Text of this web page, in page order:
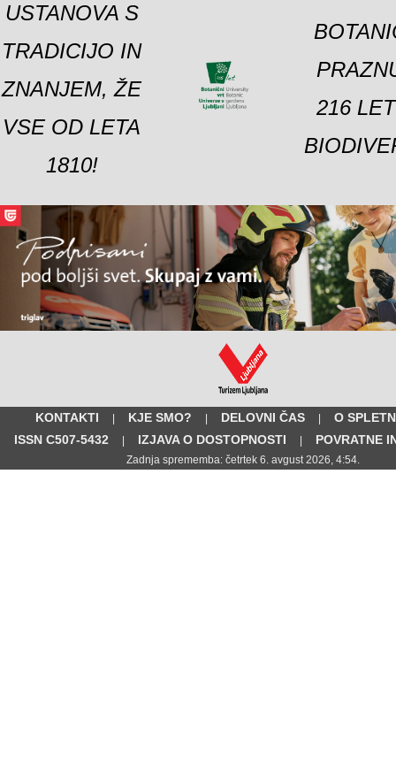
USTANOVA S
TRADICIJO IN
ZNANJEM, ŽE
VSE OD LETA
1810!
216
KONTAKTI | KJE SMO? | DELOVNI ČAS |
O
ISSN C507-5432
| IZJAVA O DOSTOPNOSTI | POVRATNE
Zadnja sprememba: četrtek 6. avgust 2026, 4:54.